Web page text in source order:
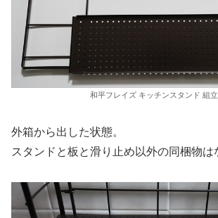
和平フレイズ キッチンスタンド 組
外箱から出した状態。
スタンドと板と滑り止め以外の同梱物は